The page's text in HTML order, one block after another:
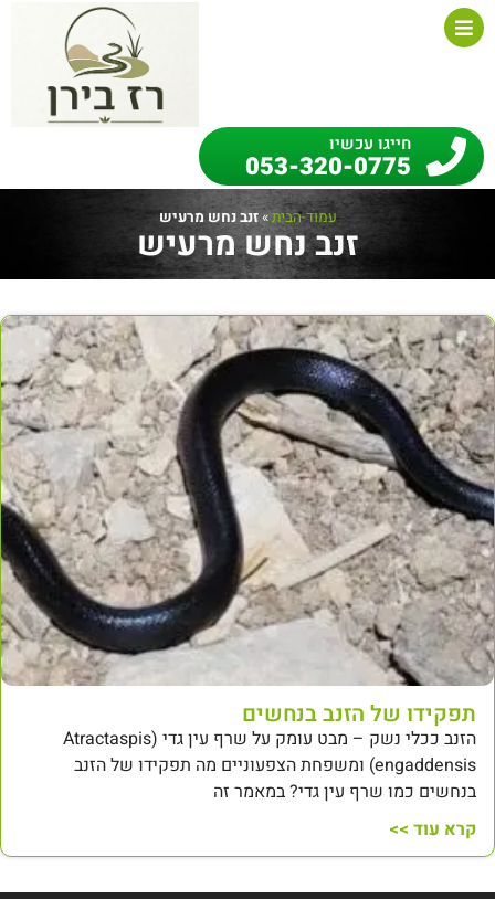
חייגו עכשיו
053-320-0775
עמוד-הבית»זנב נחש מרעיש
זנב נחש מרעיש
תפקידו של הזנב בנחשים
הזנב ככלי נשק – מבט עומק על שרף עין גדי (Atractaspis
engaddensis) ומשפחת הצפעוניים מה תפקידו של הזנב
בנחשים כמו שרף עין גדי? במאמר זה
קרא עוד >>